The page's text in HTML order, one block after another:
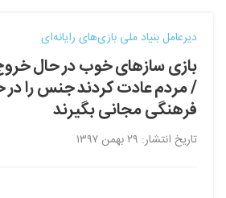
دیرعامل بنیاد ملی بازی‌های رایانه‌ای
بازی سازهای خوب در حال
/ مردم عادت کردند جنس را در
فرهنگی مجانی بگیرند
تاریخ انتشار: ۲۹ بهمن ۱۳۹۷